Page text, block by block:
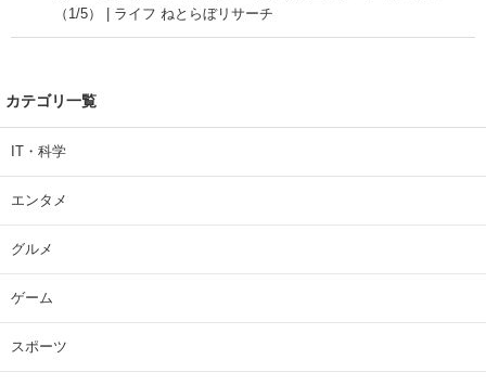
（1/5） | ライフ ねとらぼリサーチ
カテゴリ一覧
IT・科学
エンタメ
グルメ
ゲーム
スポーツ